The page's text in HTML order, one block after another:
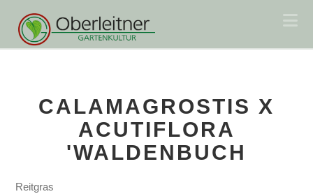
CALAMAGROSTIS X
ACUTIFLORA
'WALDENBUCH
Reitgras